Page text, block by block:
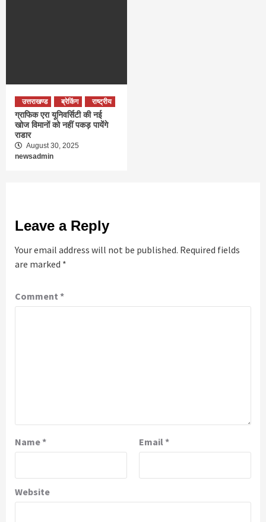
उत्तराखण्ड ब्रेकिंग राष्ट्रीय
ग्राफिक एरा यूनिवर्सिटी की नई
खोज विमानों को नहीं पकड़ पायेंगे
राडार
August 30, 2025
newsadmin
Leave a Reply
Your email address will not be published. Required fields
are marked *
Comment *
Name* Email*
Website